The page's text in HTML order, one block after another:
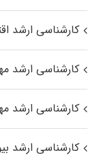
کارشناسی ارشد
کارشناسی ارشد
کارشناسی ارشد
کارشناسی ارشد